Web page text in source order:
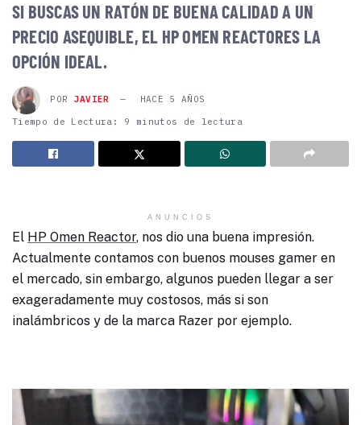
SI BUSCAS UN RATÓN DE BUENA CALIDAD A UN
PRECIO ASEQUIBLE, EL HP OMEN REACTORES LA
OPCIÓN IDEAL.
POR JAVIER
HACE 5 AÑOS
Tiempo de Lectura: 9 minutos de lectura
ANUNCIOS
El HP Omen Reactor, nos dio una buena impresión.
Actualmente contamos con buenos mouses gamer en
el mercado, sin embargo, algunos pueden llegar a ser
exageradamente muy costosos, más si son
inalámbricos y de la marca Razer por ejemplo.